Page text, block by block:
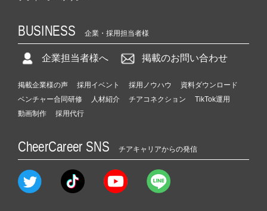
BUSINESS 企業・採用担当者様
企業担当者様へ 掲載のお問い合わせ
掲載企業様の声 採用イベント 採用ノウハウ
資料ダウンロード
ベンチャー合同研修
人材紹介 チアコネクション
TikTok運用
動画制作
採用代行
CheerCareer SNS チアキャリアからの発信